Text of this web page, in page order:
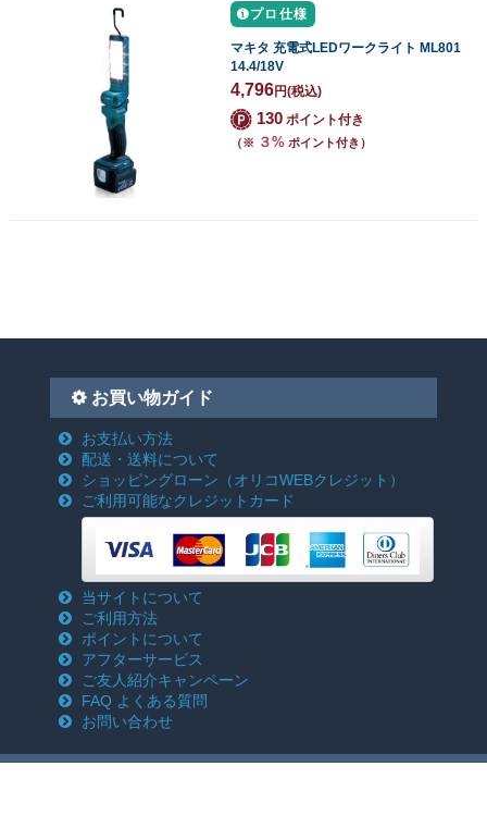
プロ仕様
マキタ 充電式LEDワークライト ML801
14.4/18V
4,796円(税込)
130 ポイント付き
（※ ３% ポイント付き）
お買い物ガイド
お支払い方法
配送・送料について
ショッピングローン （オリコWEBクレジット）
ご利用可能なクレジットカード
当サイトについて
ご利用方法
ポイントについて
アフターサービス
ご友人紹介キャンペーン
FAQ よくある質問
お問い合わせ